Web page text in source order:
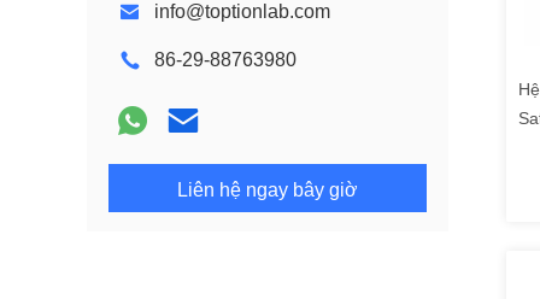
info@toptionlab.com
86-29-88763980
Liên hệ ngay bây giờ